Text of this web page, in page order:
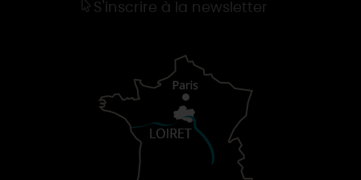
S'inscrire à la newsletter